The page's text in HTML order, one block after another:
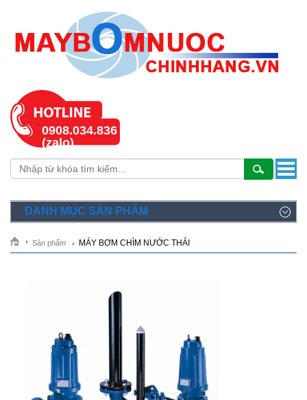
0908.034.836
(zalo)
DANH MỤC SẢN PHẨM
Sản phẩm MÁY BƠM CHÌM NƯỚC THẢI